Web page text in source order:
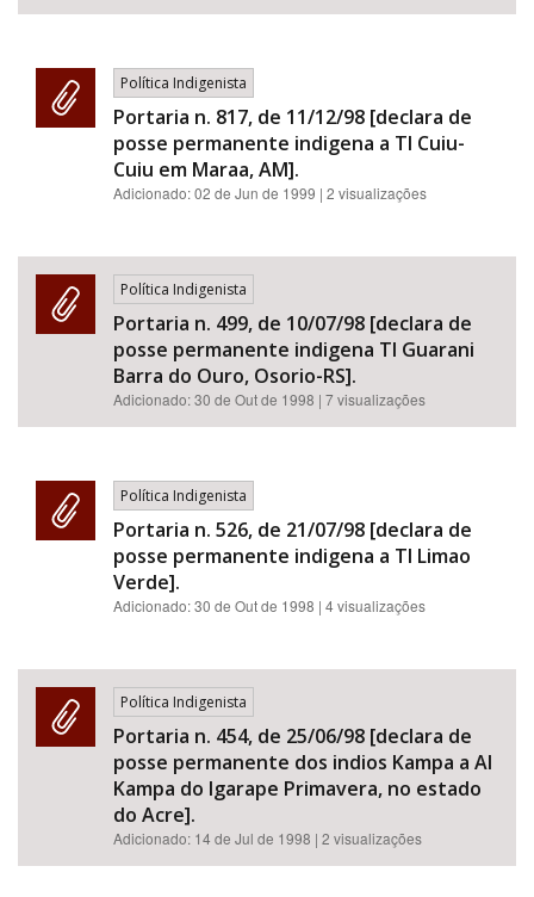
Política Indigenista
Portaria n. 817, de 11/12/98 [declara de
posse permanente indigena a TI Cuiu-
Cuiu em Maraa, AM].
Adicionado:02 de Jun de 1999 | 2 visualizações
Política Indigenista
Portaria n. 499, de 10/07/98 [declara de
posse permanente indigena TI Guarani
Barra do Ouro, Osorio-RS].
Adicionado:30 de Out de 1998 | 7 visualizações
Política Indigenista
Portaria n. 526, de 21/07/98 [declara de
posse permanente indigena a TI Limao
Verde].
Adicionado:30 de Out de 1998 | 4 visualizações
Política Indigenista
Portaria n. 454, de 25/06/98 [declara de
posse permanente dos indios Kampa a AI
Kampa do Igarape Primavera, no estado
do Acre].
Adicionado: 14 de Jul de 1998 | 2 visualizações